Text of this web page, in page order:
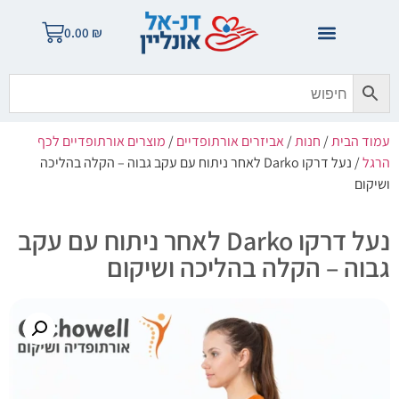
0.00 ₪
עמוד הבית/חנות/אביזרים אורתופדיים/מוצרים אורתופדיים לכף
הרגל
/ נעל דרקו Darko לאחר ניתוח עם עקב גבוה – הקלה בהליכה
ושיקום
נעל דרקו Darko לאחר ניתוח עם עקב
גבוה – הקלה בהליכה ושיקום